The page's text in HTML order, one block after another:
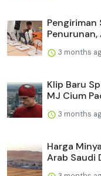
Penurunan,
3 months
Klip Baru
MJ Cium
3 months
Harga
Arab Saudi